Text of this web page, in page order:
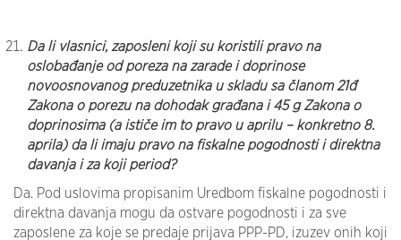
Da li vlasnici, zaposleni koji su koristili pravo na
oslobađanje od poreza na zarade i doprinose
novoosnovanog preduzetnika u skladu sa članom 21đ
Zakona o porezu na dohodak građana i 45 g Zakona o
doprinosima (a ističe im to pravo u aprilu – konkretno 8.
aprila) da li imaju pravo na fiskalne pogodnosti i direktna
davanja i za koji period?
Da. Pod uslovima propisanim Uredbom fiskalne pogodnosti i
direktna davanja mogu da ostvare pogodnosti i za sve
zaposlene za koje se predaje prijava PPP-PD, izuzev onih koji